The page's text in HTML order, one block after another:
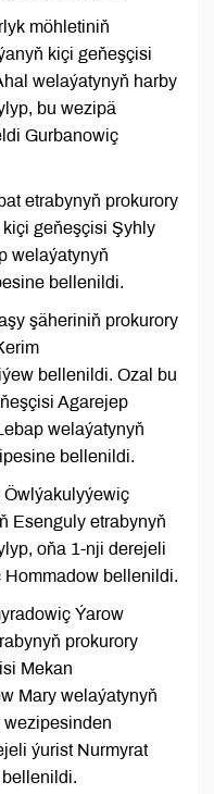
möhletiniň
kiçi geňeşçisi
welaýatynyň harby
bu wezipä
Gurbanowiç
etrabynyň prokurory
geňeşçisi Şyhly
welaýatynyň
bellenildi.
şäheriniň prokurory
bellenildi. Ozal bu
Agarejep
welaýatynyň
bellenildi.
Esenguly etrabynyň
oňa 1-nji derejeli
Hommadow bellenildi.
Ýarow
prokurory
Mekan
Mary welaýatynyň
wezipesinden
ýurist Nurmyrat